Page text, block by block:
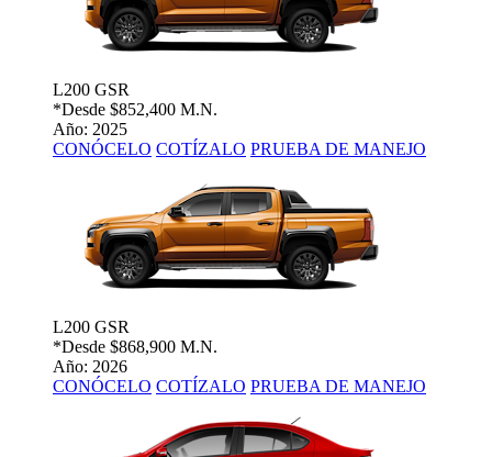
L200 GSR
*Desde $852,400 M.N.
Año: 2025
CONÓCELO COTÍZALO PRUEBA DE MANEJO
L200 GSR
*Desde $868,900 M.N.
Año: 2026
CONÓCELO COTÍZALO PRUEBA DE MANEJO